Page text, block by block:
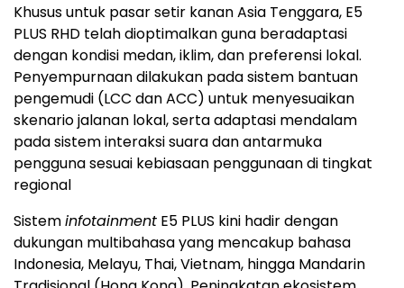
Khusus untuk pasar setir kanan Asia Tenggara, E5
PLUS RHD telah dioptimalkan guna beradaptasi
dengan kondisi medan, iklim, dan preferensi lokal.
Penyempurnaan dilakukan pada sistem bantuan
pengemudi (LCC dan ACC) untuk menyesuaikan
skenario jalanan lokal, serta adaptasi mendalam
pada sistem interaksi suara dan antarmuka
pengguna sesuai kebiasaan penggunaan di tingkat
regional
Sisteminfotainment E5 PLUS kini hadir dengan
dukungan multibahasa yang mencakup bahasa
Indonesia, Melayu, Thai, Vietnam, hingga Mandarin